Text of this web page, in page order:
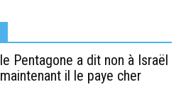
le Pentagone a dit non à Israël
maintenant il le paye cher